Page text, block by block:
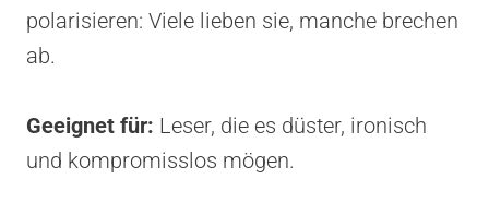
polarisieren: Viele lieben sie, manche brechen
ab.
Geeignet für: Leser, die es düster, ironisch
und kompromisslos mögen.